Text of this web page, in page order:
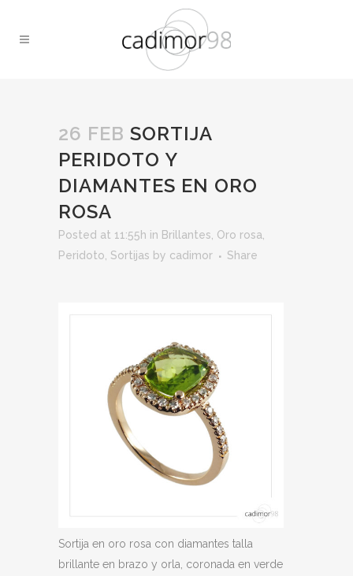
26 FEB SORTIJA
PERIDOTO Y
DIAMANTES EN ORO
ROSA
Posted at 11:55h in Brillantes Oro rosa
Peridoto Sortijas by cadimor Share
Sortija en oro rosa con diamantes talla
brillante en brazo y orla, coronada en verde